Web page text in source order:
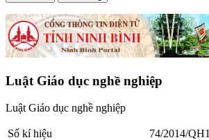
Luật Giáo dục nghề nghiệp
Luật Giáo dục nghề nghiệp
Số kí hiệu
74/2014/